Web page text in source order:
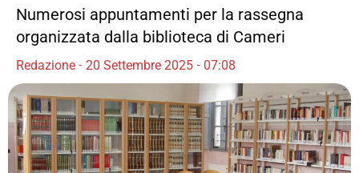
Numerosi appuntamenti per la rassegna
organizzata dalla biblioteca di Cameri
Redazione 20 Settembre 2025 07:08